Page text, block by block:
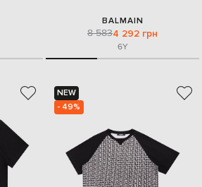
BALMAIN
8 5834 292 грн
6Y
NEW
- 49%